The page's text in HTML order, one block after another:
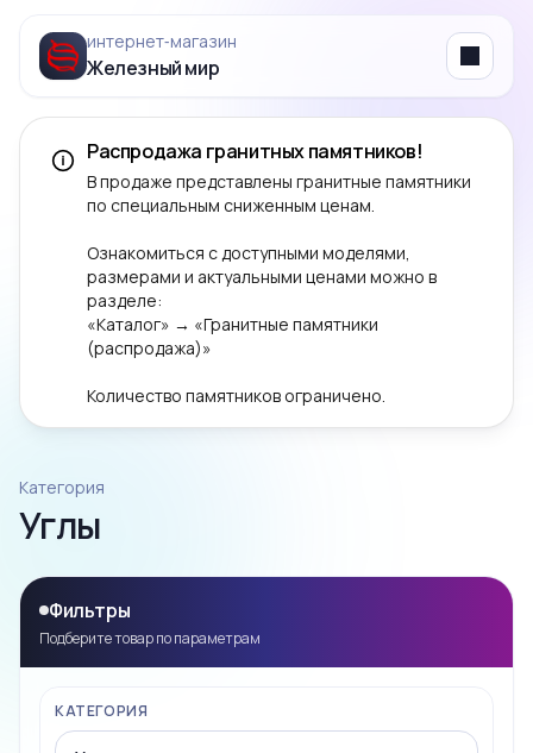
интернет‑магазин
Железный мир Menu
Распродажа гранитных памятников!
В продаже представлены гранитные памятники
по специальным сниженным ценам.
Ознакомиться с доступными моделями,
размерами и актуальными ценами можно в
разделе:
«Каталог» → «Гранитные памятники
(распродажа)»
Количество памятников ограничено.
Категория
Углы
Фильтры
Подберите товар по параметрам
КАТЕГОРИЯ